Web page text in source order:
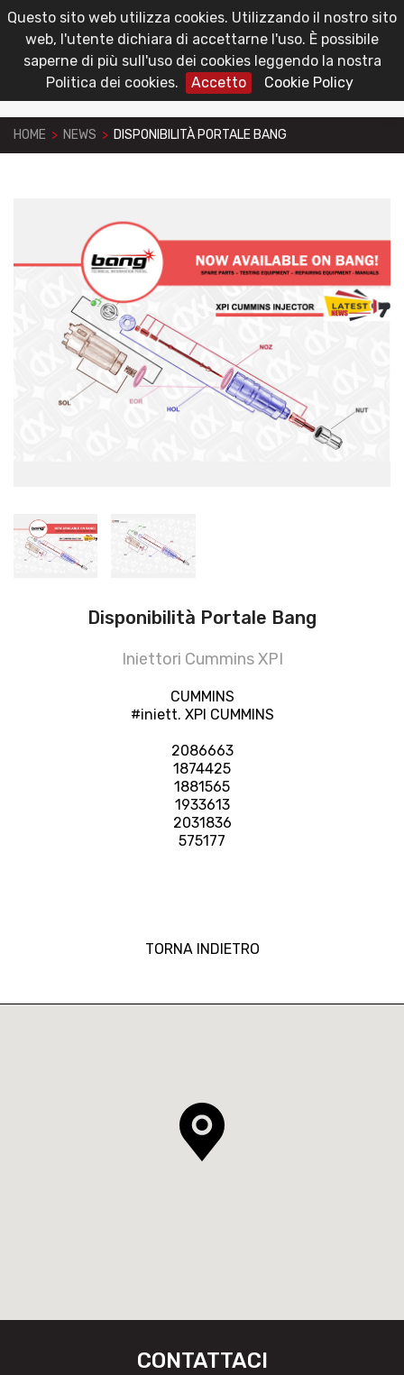
Questo sito web utilizza cookies. Utilizzando il nostro sito
web, l'utente dichiara di accettarne l'uso. È possibile
saperne di più sull'uso dei cookies leggendo la nostra
Politica dei cookies.
Accetto Cookie Policy
Area Riservata
HOME > NEWS > DISPONIBILITÀ PORTALE BANG
Disponibilità Portale Bang
Iniettori Cummins XPI
CUMMINS
#iniett. XPI CUMMINS
2086663
1874425
1881565
1933613
2031836
575177
TORNA INDIETRO
CONTATTACI